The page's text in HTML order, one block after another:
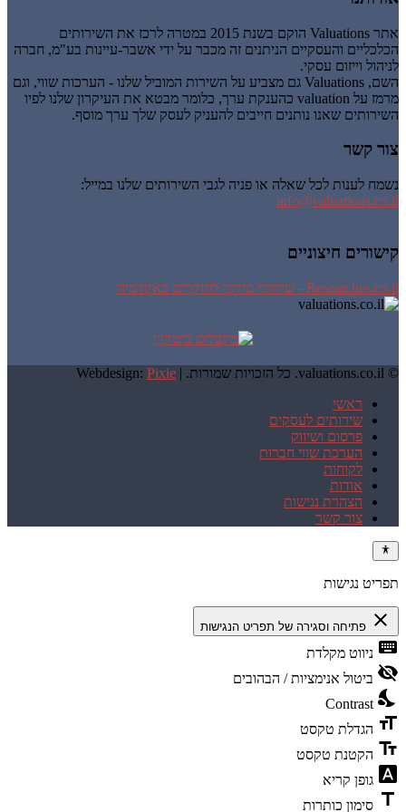
אתר Valuations הוקם בשנת 2015 במטרה לרכז את השירותים
הכלכליים והעסקיים הניתנים זה מכבר על ידי אשבר-עיינות בע"מ, חברה
לניהול וייזום עסקי.
השם, Valuations גם מצביע על השירות המוביל שלנו - הערכות שווי, וגם
מרמז על valuation כהענקת ערך, כלומר מבטא את העיקרון שלנו לפיו
השירותים שאנו נותנים חייבים להעניק לעסק שלך ערך מוסף.
צור קשר
נשמח לענות לכל שאלה או פניה לגבי השירותים שלנו במייל:
info@valuations.co.il
קישורים חיצוניים
Researches.co.il - שירותי מחקר לחוקרים באקדמיה
© valuations.co.il. כל הזכויות שמורות. | Webdesign: Pixie
ראשי
שירותים לעסקים
פרסום ושיווק
הערכת שווי חברות
לקוחות
אודות
הצהרת נגישות
צור קשר
תפריט נגישות
close פתיחה וסגירה של תפריט הנגישות
keyboard ניווט מקלדת
visibility_off ביטול אנימציות / הבהובים
nights_stay
Contrast
format_size הגדלת טקסט
text_fields הקטנת טקסט
font_download גופן קריא
title סימון כותרות